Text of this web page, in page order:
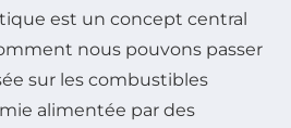
est un concept central
nous pouvons passer
sur les combustibles
alimentée par des